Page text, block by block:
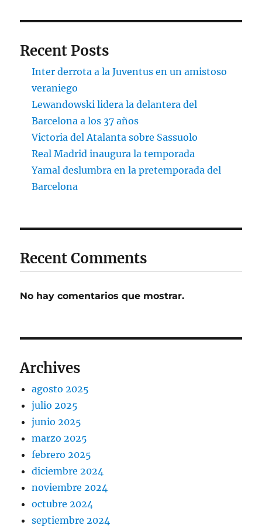
Recent Posts
Inter derrota a la Juventus en un amistoso
veraniego
Lewandowski lidera la delantera del
Barcelona a los 37 años
Victoria del Atalanta sobre Sassuolo
Real Madrid inaugura la temporada
Yamal deslumbra en la pretemporada del
Barcelona
Recent Comments
No hay comentarios que mostrar.
Archives
agosto 2025
julio 2025
junio 2025
marzo 2025
febrero 2025
diciembre 2024
noviembre 2024
octubre 2024
septiembre 2024